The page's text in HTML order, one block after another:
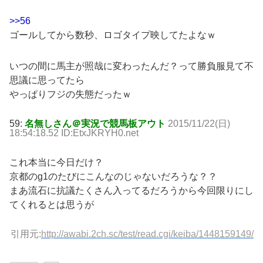
>>56
ゴールしてから数秒、ロゴタイプ映してたよなｗ
いつの間に馬主が照哉に変わったんだ？って勝負服見て不
思議に思ってたら
やっぱりフジの失態だったｗ
59: 名無しさん＠実況で競馬板アウト 2015/11/22(日)
18:54:18.52 ID:EtxJKRYH0.net
これ本当に今日だけ？
京都のg1のたびにこんなのじゃないだろうな？？
まあ流石に抗議たくさん入ってるだろうから今回限りにし
てくれるとは思うが
引用元:http://awabi.2ch.sc/test/read.cgi/keiba/1448159149/